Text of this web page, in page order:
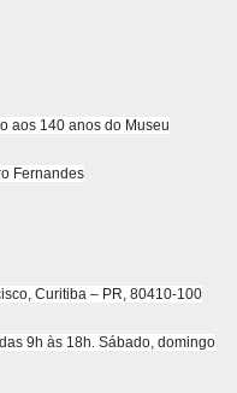
aos 140 anos do Museu
Fernandes
Curitiba – PR, 80410-100
9h às 18h. Sábado, domingo